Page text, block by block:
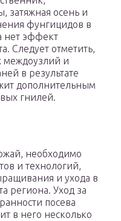
затяжная осень и
фунгицидов в
нет эффект
Следует отметить,
междоузлий и
в результате
дополнительным
гнилей.
необходимо
и технологий,
и ухода в
региона. Уход за
посева
в него несколько